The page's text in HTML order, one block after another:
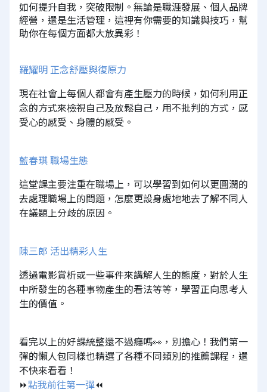
如何提升自我，突破限制。無論是職涯發展、個人品牌
經營，還是生活管理，這裡有你需要的知識與技巧，幫
助你在每個方面都大放異彩！
羅耀明 正念舒壓與復原力
現在社會上每個人都會有產生壓力的時候，如何利用正
念的方式來檢視自己及放鬆自己，用不批判的方式，感
受心的感受、身體的感受。
藍春琪 職場生態
這堂課主要注重在職場上，可以學習到如何以更圓潤的
去處理職場上的問題，怎麼更設身處地地去了解不同人
在議題上分歧的原因。
陳三郎 活出精彩人生
透過電影賞析或一些事件來講解人生的態度，對於人生
中所發生的各種事物產生的看法等等，學習正向思考人
生的價值。
看完以上的好課統整還不過癮嗎👀，別擔心！我們第一
彈的懶人包同樣也精選了各種不同類別的推薦課程，還
不快來看看！
⏩點我前往第一彈⏪